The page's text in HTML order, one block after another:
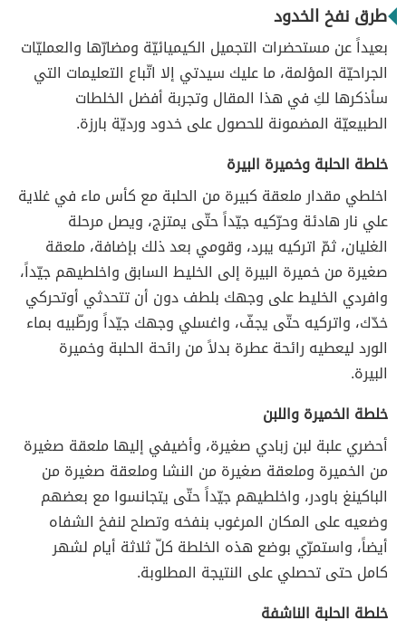
طرق نفخ الخدود
بعيداً عن مستحضرات التجميل الكيميائيّة ومضارّها والعمليّات
الجراحيّة المؤلمة، ما عليك سيدتي إلا اتّباع التعليمات التي
سأذكرها لكِ في هذا المقال وتجربة أفضل الخلطات
الطبيعيّة المضمونة للحصول على خدود ورديّة بارزة.
خلطة الحلبة وخميرة البيرة
اخلطي مقدار ملعقة كبيرة من الحلبة مع كأس ماء في غلاية
علي نار هادئة وحرّكيه جيّداً حتّى يمتزج، ويصل مرحلة
الغليان، ثمّ اتركيه يبرد، وقومي بعد ذلك بإضافة، ملعقة
صغيرة من خميرة البيرة إلى الخليط السابق واخلطيهم جيّداً،
وافردي الخليط على وجهك بلطف دون أن تتحدثي أوتحركي
خدّك، واتركيه حتّى يجفّ، واغسلي وجهك جيّداً ورطّبيه بماء
الورد ليعطيه رائحة عطرة بدلاً من رائحة الحلبة وخميرة
البيرة.
خلطة الخميرة واللبن
أحضري علبة لبن زبادي صغيرة، وأضيفي إليها ملعقة صغيرة
من الخميرة وملعقة صغيرة من النشا وملعقة صغيرة من
الباكينغ باودر، واخلطيهم جيّداً حتّى يتجانسوا مع بعضهم
وضعيه على المكان المرغوب بنفخه وتصلح لنفخ الشفاه
أيضاً، واستمرّي بوضع هذه الخلطة كلّ ثلاثة أيام لشهر
كامل حتى تحصلي على النتيجة المطلوبة.
خلطة الحلبة الناشفة